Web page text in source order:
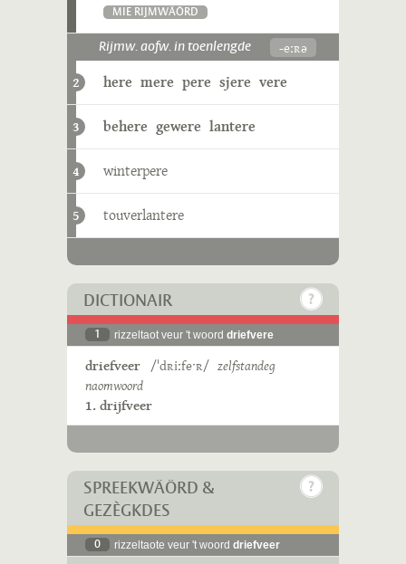
MIE RIJMWÄÖRD
Rijmw. aofw. in toenlengde -eːʀə
2 here mere pere sjere vere
3 behere gewere lantere
4 winterpere
5 touverlantere
DICTIONAIR
1 rizzeltaot veur 't woord driefvere
driefveer /ˈdʀiːfeˑʀ/ zelfstandeg
naomwoord
1. drijfveer
SPREEKWÄÖRD &
GEZÈGKDES
0 rizzeltaote veur 't woord driefveer